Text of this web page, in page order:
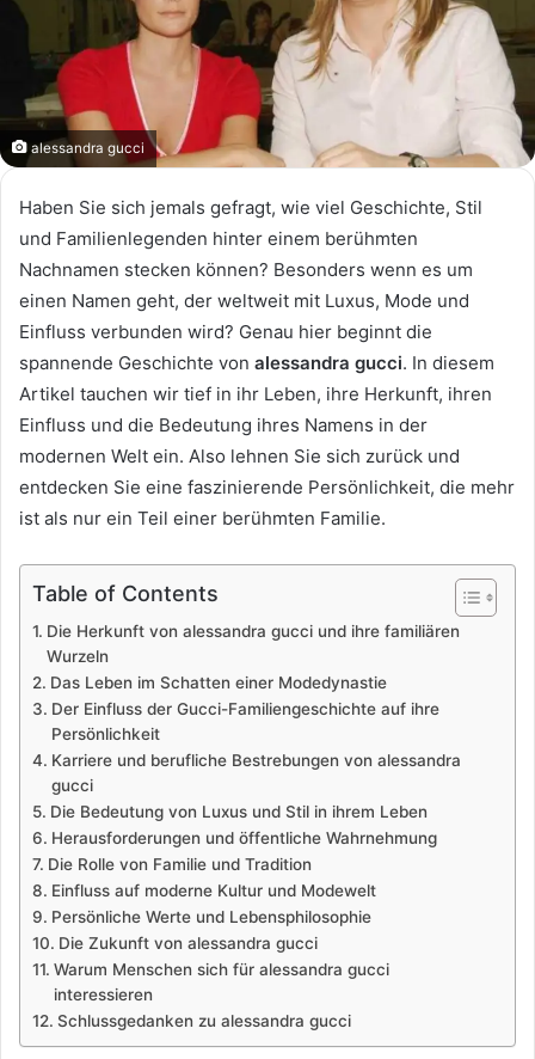
alessandra gucci
Haben Sie sich jemals gefragt, wie viel Geschichte, Stil
und Familienlegenden hinter einem berühmten
Nachnamen stecken können? Besonders wenn es um
einen Namen geht, der weltweit mit Luxus, Mode und
Einfluss verbunden wird? Genau hier beginnt die
spannende Geschichte von alessandra gucci. In diesem
Artikel tauchen wir tief in ihr Leben, ihre Herkunft, ihren
Einfluss und die Bedeutung ihres Namens in der
modernen Welt ein. Also lehnen Sie sich zurück und
entdecken Sie eine faszinierende Persönlichkeit, die mehr
ist als nur ein Teil einer berühmten Familie.
Table of Contents
Die Herkunft von alessandra gucci und ihre familiären
Wurzeln
Das Leben im Schatten einer Modedynastie
Der Einfluss der Gucci-Familiengeschichte auf ihre
Persönlichkeit
Karriere und berufliche Bestrebungen von alessandra
gucci
Die Bedeutung von Luxus und Stil in ihrem Leben
Herausforderungen und öffentliche Wahrnehmung
Die Rolle von Familie und Tradition
Einfluss auf moderne Kultur und Modewelt
Persönliche Werte und Lebensphilosophie
Die Zukunft von alessandra gucci
Warum Menschen sich für alessandra gucci
interessieren
Schlussgedanken zu alessandra gucci